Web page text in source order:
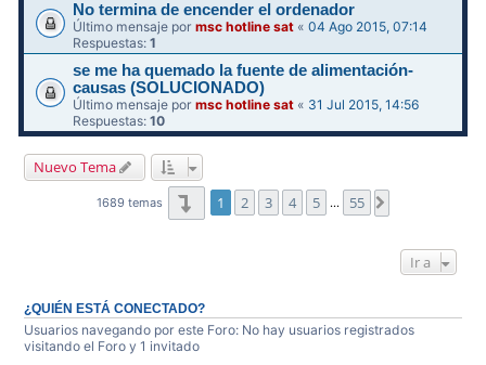
No termina de encender el ordenador
Último mensaje pormsc hotline sat «04 Ago 2015, 07:14
Respuestas:1
se me ha quemado la fuente de alimentación-
causas (SOLUCIONADO)
Último mensaje pormsc hotline sat « 31 Jul 2015, 14:56
Respuestas:10
Nuevo Tema
1689 temas Página1 de 55
1 2 3 4 5 … 55
Ir a
¿QUIÉN ESTÁ CONECTADO?
Usuarios navegando por este Foro: No hay usuarios registrados
visitando el Foro y 1 invitado